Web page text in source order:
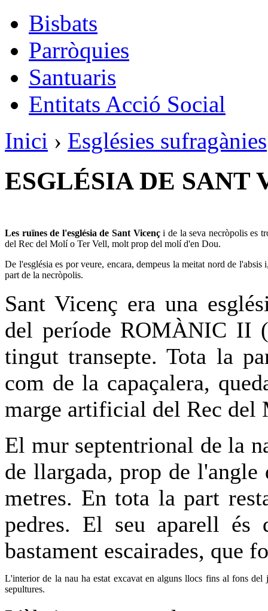
Bisbats
Parròquies
Santuaris
Entitats Acció Social
Inici › Esglésies sufragànies
ESGLÉSIA DE SANT
Les ruïnes de l'església de Sant Vicençi de la seva necròpolis es
del Rec del Molí o Ter Vell, molt prop del molí d'en Dou.
De l'església es por veure, encara, dempeus la meitat nord de
part de la necròpolis.
Sant Vicenç era una
del període ROMÀNIC II
tingut transepte. Tota la
com de la capaçalera,
marge artificial del Rec del
El mur septentrional de la
de llargada, prop de l'angle
metres. En tota la part
pedres. El seu aparell és
bastament escairades, que
L'interior de la nau ha estat excavat en alguns llocs fins al fons
sepultures.